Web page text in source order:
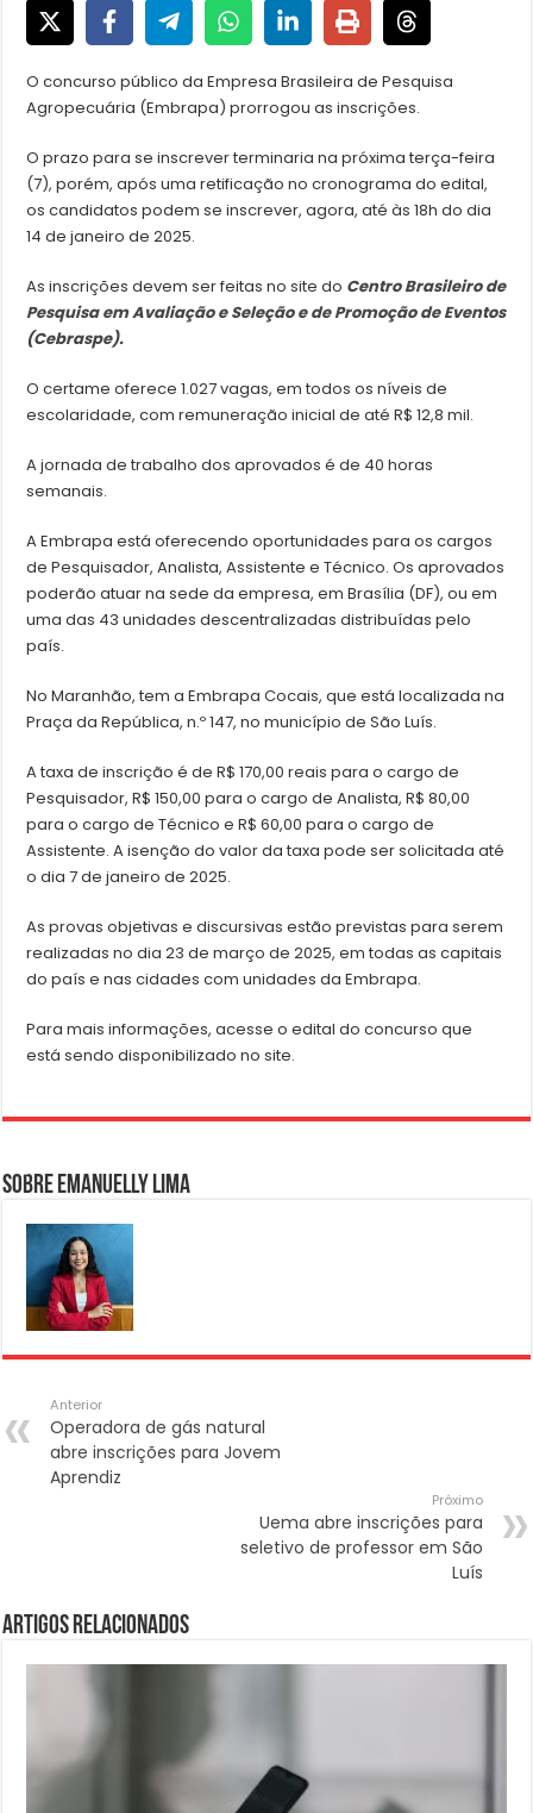
O concurso público da Empresa Brasileira de Pesquisa
Agropecuária (Embrapa) prorrogou as inscrições.
O prazo para se inscrever terminaria na próxima terça-feira
(7), porém, após uma retificação no cronograma do edital,
os candidatos podem se inscrever, agora, até às 18h do dia
14 de janeiro de 2025.
As inscrições devem ser feitas no site do Centro Brasileiro de
Pesquisa em Avaliação e Seleção e de Promoção de Eventos
(Cebraspe).
O certame oferece 1.027 vagas, em todos os níveis de
escolaridade, com remuneração inicial de até R$ 12,8 mil.
A jornada de trabalho dos aprovados é de 40 horas
semanais.
A Embrapa está oferecendo oportunidades para os cargos
de Pesquisador, Analista, Assistente e Técnico. Os aprovados
poderão atuar na sede da empresa, em Brasília (DF), ou em
uma das 43 unidades descentralizadas distribuídas pelo
país.
No Maranhão, tem a Embrapa Cocais, que está localizada na
Praça da República, n.º 147, no município de São Luís.
A taxa de inscrição é de R$ 170,00 reais para o cargo de
Pesquisador, R$ 150,00 para o cargo de Analista, R$ 80,00
para o cargo de Técnico e R$ 60,00 para o cargo de
Assistente. A isenção do valor da taxa pode ser solicitada até
o dia 7 de janeiro de 2025.
As provas objetivas e discursivas estão previstas para serem
realizadas no dia 23 de março de 2025, em todas as capitais
do país e nas cidades com unidades da Embrapa.
Para mais informações, acesse o edital do concurso que
está sendo disponibilizado no site.
Sobre Emanuelly Lima
Anterior
Operadora de gás natural
abre inscrições para Jovem
Aprendiz
Próximo
Uema abre inscrições para
seletivo de professor em São
Luís
Artigos Relacionados